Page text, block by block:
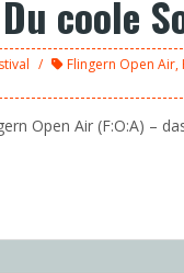
coole
Flingern Open Air,
Open Air (F:O:A) –